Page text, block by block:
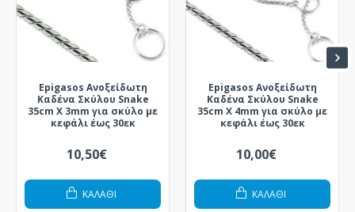
Epigasos Ανοξείδωτη
Καδένα Σκύλου Snake
35cm X 3mm για σκύλο με
κεφάλι έως 30εκ
10,50€
ΚΑΛΆΘΙ
Epigasos Ανοξείδωτη
Καδένα Σκύλου Snake
35cm X 4mm για σκύλο με
κεφάλι έως 30εκ
10,00€
ΚΑΛΆΘΙ